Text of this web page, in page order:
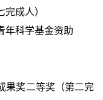
成人）
年科学基金资助
果奖二等奖（第二完